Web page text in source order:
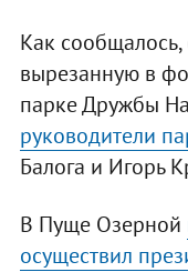
Как
вырезанную в
парке Дружбы
руководители
Балога и Игорь
В Пуще Озерной
осуществил